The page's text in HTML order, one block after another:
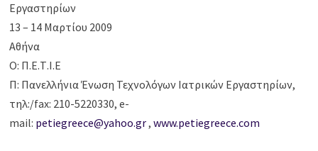
Εργαστηρίων
13 – 14 Μαρτίου 2009
Αθήνα
Ο: Π.Ε.Τ.Ι.Ε
Π: Πανελλήνια Ένωση Τεχνολόγων Ιατρικών Εργαστηρίων,
τηλ:/fax: 210-5220330, e-
mail: petiegreece@yahoo.gr,www.petiegreece.com